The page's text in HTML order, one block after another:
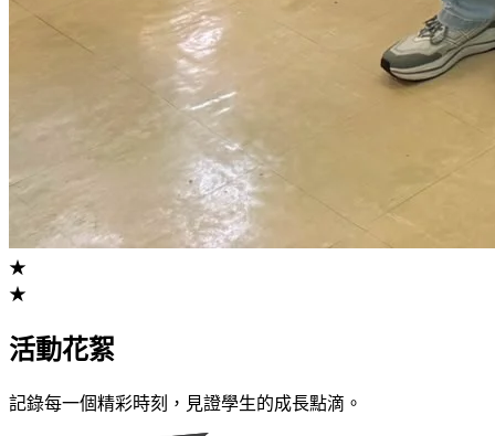
★
★
活動花絮
記錄每一個精彩時刻，見證學生的成長點滴。